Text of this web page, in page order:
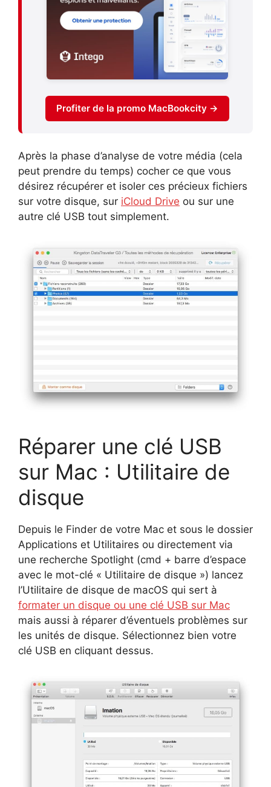
Profiter de la promo MacBookcity →
Après la phase d’analyse de votre média (cela
peut prendre du temps) cocher ce que vous
désirez récupérer et isoler ces précieux fichiers
sur votre disque, sur iCloud Drive ou sur une
autre clé USB tout simplement.
Réparer une clé USB
sur Mac : Utilitaire de
disque
Depuis le Finder de votre Mac et sous le dossier
Applications et Utilitaires ou directement via
une recherche Spotlight (cmd + barre d’espace
avec le mot-clé « Utilitaire de disque ») lancez
l’Utilitaire de disque de macOS qui sert à
formater un disque ou une clé USB sur Mac
mais aussi à réparer d’éventuels problèmes sur
les unités de disque. Sélectionnez bien votre
clé USB en cliquant dessus.